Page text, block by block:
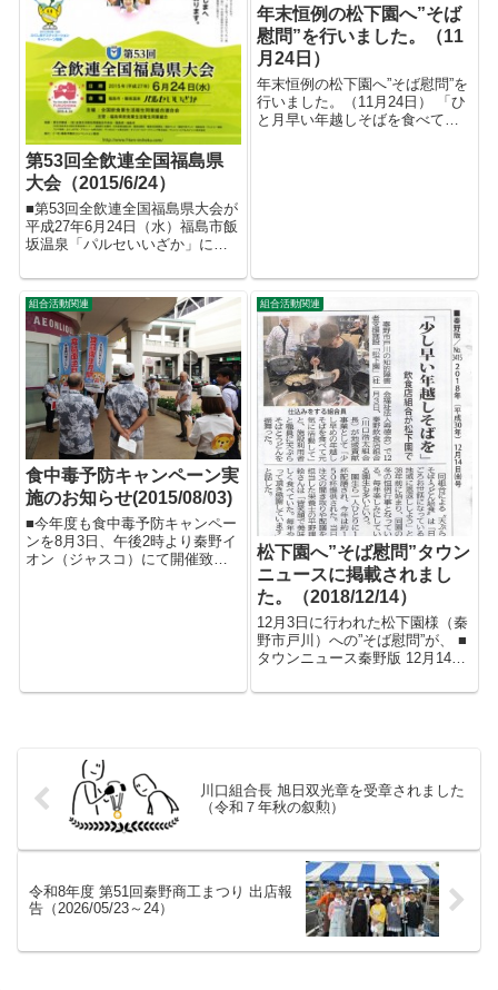
第53回全飲連全国福島県
大会（2015/6/24）
■第53回全飲連全国福島県大会が
平成27年6月24日（水）福島市飯
坂温泉「パルセいいざか」にて
多数の役員の方が参加されま
す。
年末恒例の松下園へ”そば
慰問”を行いました。（11
月24日）
年末恒例の松下園へ”そば慰問”を
行いました。（11月24日） 「ひ
と月早い年越しそばを食べて元
組合活動関連
食中毒予防キャンペーン実
施のお知らせ(2015/08/03)
■今年度も食中毒予防キャンペー
ンを8月3日、午後2時より秦野イ
オン（ジャスコ）にて開催致し
組合活動関連
松下園へ”そば慰問”タウン
ニュースに掲載されまし
た。（2018/12/14）
12月3日に行われた松下園様（秦
野市戸川）への”そば慰問”が、 ■
タウンニュース秦野版 12月14日
合の活動を取り上げて頂きあり
川口組合長 旭日双光章を受章されました
（令和７年秋の叙勲）
令和8年度 第51回秦野商工まつり 出店報
告（2026/05/23～24）